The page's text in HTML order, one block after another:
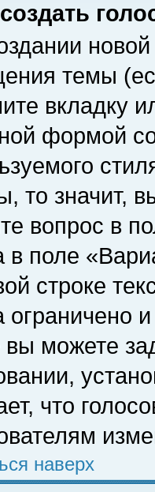
темы
вкладку
формой
то значит,
вопрос в
в поле
строке
ограничено
можете
что
наверх